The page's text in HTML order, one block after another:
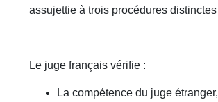
assujettie à trois procédures distinctes
Le juge français vérifie :
La compétence du juge étranger,